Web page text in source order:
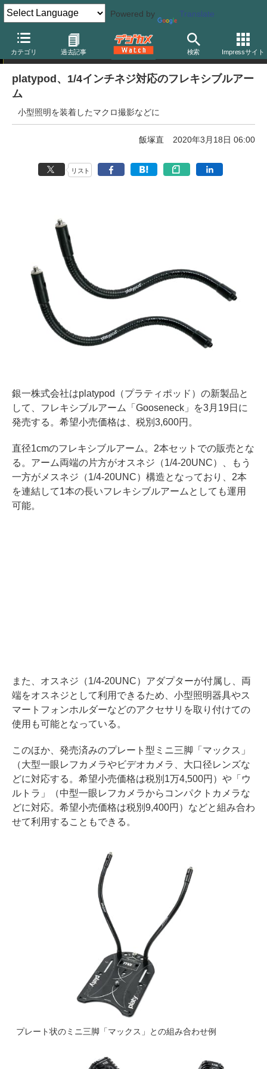
Powered by Translate
カテゴリ 過去記事 検索 Impressサイト
ニュース
platypod、1/4インチネジ対応のフレキシブルアー
ム
小型照明を装着したマクロ撮影などに
飯塚直 2020年3月18日 06:00
リスト
銀一株式会社はplatypod（プラティポッド）の新製品と
して、フレキシブルアーム「Gooseneck」を3月19日に
発売する。希望小売価格は、税別3,600円。
直径1cmのフレキシブルアーム。2本セットでの販売とな
る。アーム両端の片方がオスネジ（1/4-20UNC）、もう
一方がメスネジ（1/4-20UNC）構造となっており、2本
を連結して1本の長いフレキシブルアームとしても運用
可能。
また、オスネジ（1/4-20UNC）アダプターが付属し、両
端をオスネジとして利用できるため、小型照明器具やス
マートフォンホルダーなどのアクセサリを取り付けての
使用も可能となっている。
このほか、発売済みのプレート型ミニ三脚「マックス」
（大型一眼レフカメラやビデオカメラ、大口径レンズな
どに対応する。希望小売価格は税別1万4,500円）や「ウ
ルトラ」（中型一眼レフカメラからコンパクトカメラな
どに対応。希望小売価格は税別9,400円）などと組み合わ
せて利用することもできる。
プレート状のミニ三脚「マックス」との組み合わせ例